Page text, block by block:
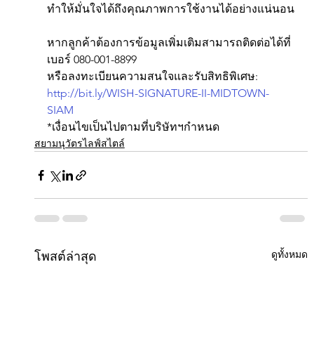
ทำให้มั่นใจได้ถึงคุณภาพการใช้งานได้อย่างแน่นอน
หากลูกค้าต้องการข้อมูลเพิ่มเติมสามารถติดต่อได้ที่
เบอร์ 080-001-8899
หรือลงทะเบียนความสนใจและรับสิทธิพิเศษ:
http://bit.ly/WISH-SIGNATURE-II-MIDTOWN-
SIAM
*เงื่อนไขเป็นไปตามที่บริษัทฯกำหนด
สยามนุวัตรไลฟ์สไตล์
โพสต์ล่าสุด ดูทั้งหมด